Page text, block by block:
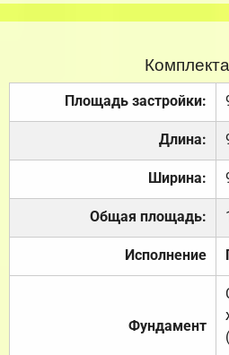
Площадь застройки:
Длина:
Ширина:
Общая площадь:
Исполнение
Фундамент